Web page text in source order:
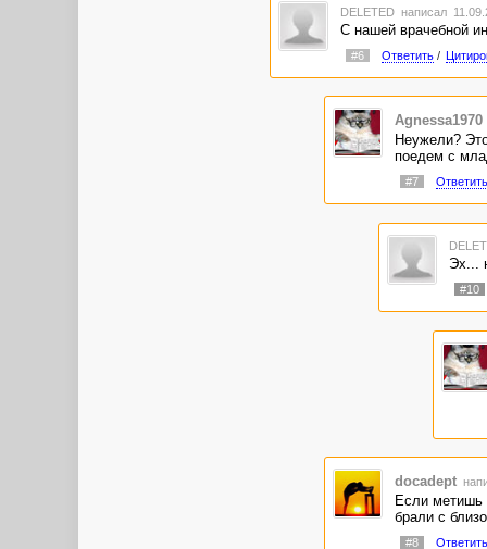
DELETED написал
С нашей врачебной
#6 Ответить/
Agnessa1970
Неужели?
поедем с
#7 Ответить
Эх...
#10
docadept
Если метишь
брали с
#8 Ответить